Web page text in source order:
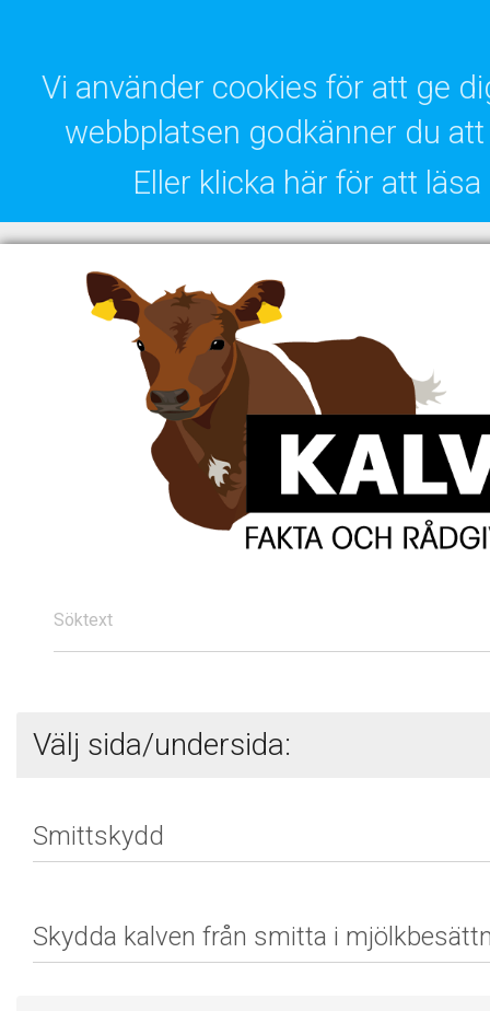
Vi använder cookies för att ge
webbplatsen godkänner du
Eller klicka här för att
Söktext
Välj sida/undersida: